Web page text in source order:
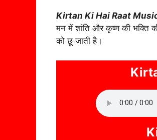
Kirtan Ki Hai Raat
मन में शांति और कृष्ण की भक्ति
को छू जाती है।